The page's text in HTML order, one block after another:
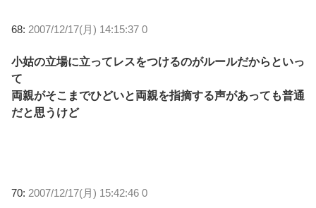
68: 2007/12/17(月) 14:15:37 0
小姑の立場に立ってレスをつけるのがルールだからといっ
て
両親がそこまでひどいと両親を指摘する声があっても普通
だと思うけど
70: 2007/12/17(月) 15:42:46 0